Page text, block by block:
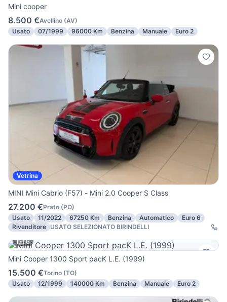
Mini cooper
8.500 €Avellino (AV)
Usato
07/1999 96000 Km Benzina Manuale Euro 2
Vetrina
MINI Mini Cabrio (F57) - Mini 2.0 Cooper S Class
27.200 €Prato (PO)
Usato
11/2022 67250 Km Benzina Automatico
Euro 6
Rivenditore USATO SELEZIONATO BIRINDELLI
6
Mini Cooper 1300 Sport pacK L.E. (1999)
15.500 €Torino (TO)
Usato
12/1999 140000 Km Benzina Manuale Euro 2